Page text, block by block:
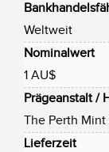
Weltweit
Nominalwert
1 AU$
Prägeanstalt /
The Perth
Lieferzeit